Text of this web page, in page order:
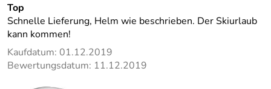
Top
Schnelle Lieferung, Helm wie beschrieben. Der Skiurlaub
kann kommen!
Kaufdatum: 01.12.2019
Bewertungsdatum: 11.12.2019